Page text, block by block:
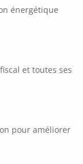
énergétique
et toutes ses
pour améliorer